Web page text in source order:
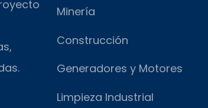
Minería
Construcción
Generadores y Motores
Limpieza Industrial